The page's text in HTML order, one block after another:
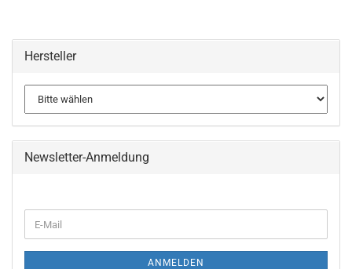
Hersteller
Newsletter-Anmeldung
ZUR
E-
Mail
ANMELDEN